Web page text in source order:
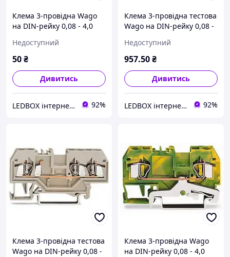
Клема 3-провідна Wago
на DIN-рейку 0,08 - 4,0
Недоступний
50₴
Дивитись
LEDBOX інтернет-магазин 92%
Клема 3-провідна тестова
Wago на DIN-рейку 0,08 -
Недоступний
957.50₴
Дивитись
LEDBOX інтернет-магазин 92%
Клема 3-провідна тестова
Wago на DIN-рейку 0,08 -
Клема 3-провідна Wago
на DIN-рейку 0,08 - 4,0